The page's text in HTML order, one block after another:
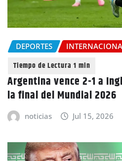
DEPORTES
Argentina vence 2-1 a
la final del Mundial 2026
noticias Jul 15, 2026